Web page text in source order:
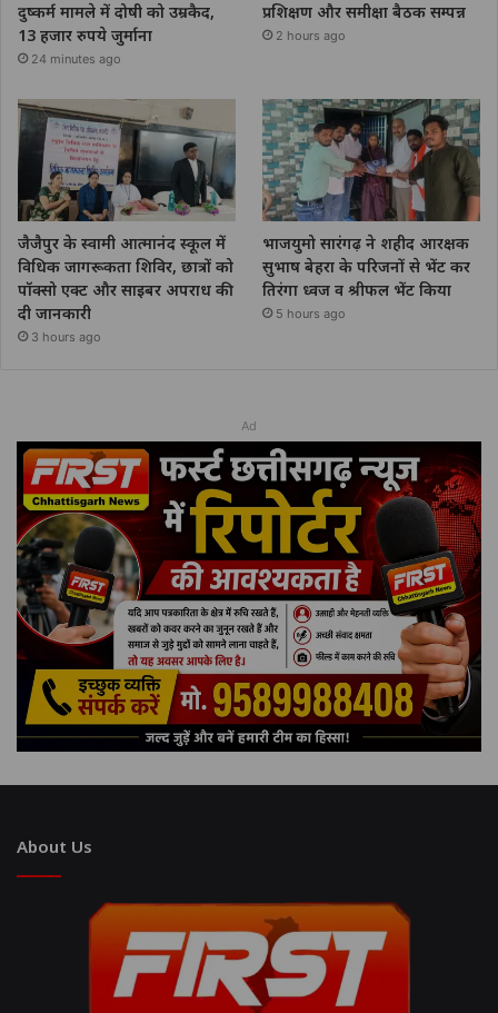
दुष्कर्म मामले में दोषी को उम्रकैद,
13 हजार रुपये जुर्माना
24 minutes ago
प्रशिक्षण और समीक्षा बैठक सम्पन्न
2 hours ago
जैजैपुर के स्वामी आत्मानंद स्कूल में
विधिक जागरूकता शिविर, छात्रों को
पॉक्सो एक्ट और साइबर अपराध की
दी जानकारी
3 hours ago
भाजयुमो सारंगढ़ ने शहीद आरक्षक
सुभाष बेहरा के परिजनों से भेंट कर
तिरंगा ध्वज व श्रीफल भेंट किया
5 hours ago
Ad
About Us